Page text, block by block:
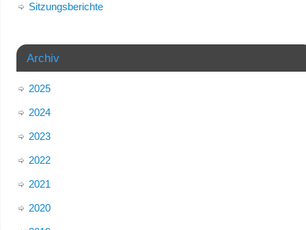
Sitzungsberichte
Archiv
2025
2024
2023
2022
2021
2020